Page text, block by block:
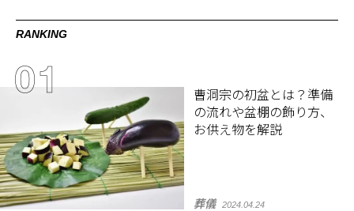
RANKING
曹洞宗の初盆とは？準備
の流れや盆棚の飾り方、
お供え物を解説
葬儀 2024.04.24